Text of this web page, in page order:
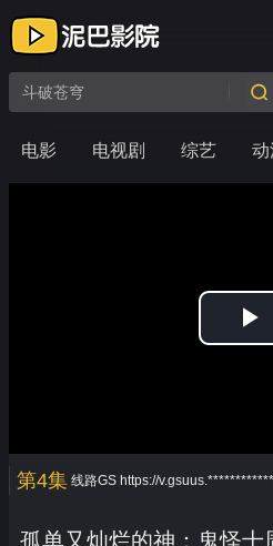
电影 电视剧 综艺 动
第4集 线路GS https://
孤单又灿烂的神：鬼怪十